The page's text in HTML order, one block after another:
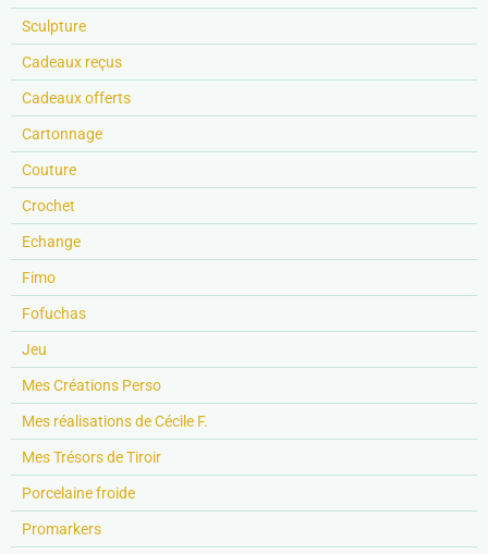
Sculpture
Cadeaux reçus
Cadeaux offerts
Cartonnage
Couture
Crochet
Echange
Fimo
Fofuchas
Jeu
Mes Créations Perso
Mes réalisations de Cécile F.
Mes Trésors de Tiroir
Porcelaine froide
Promarkers